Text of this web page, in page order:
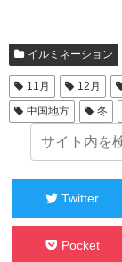
イルミネーション
11月 12月
中国地方
冬
Twitter
Pocket